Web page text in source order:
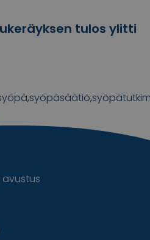
tulos ylitti
,syöpäsäätiö,